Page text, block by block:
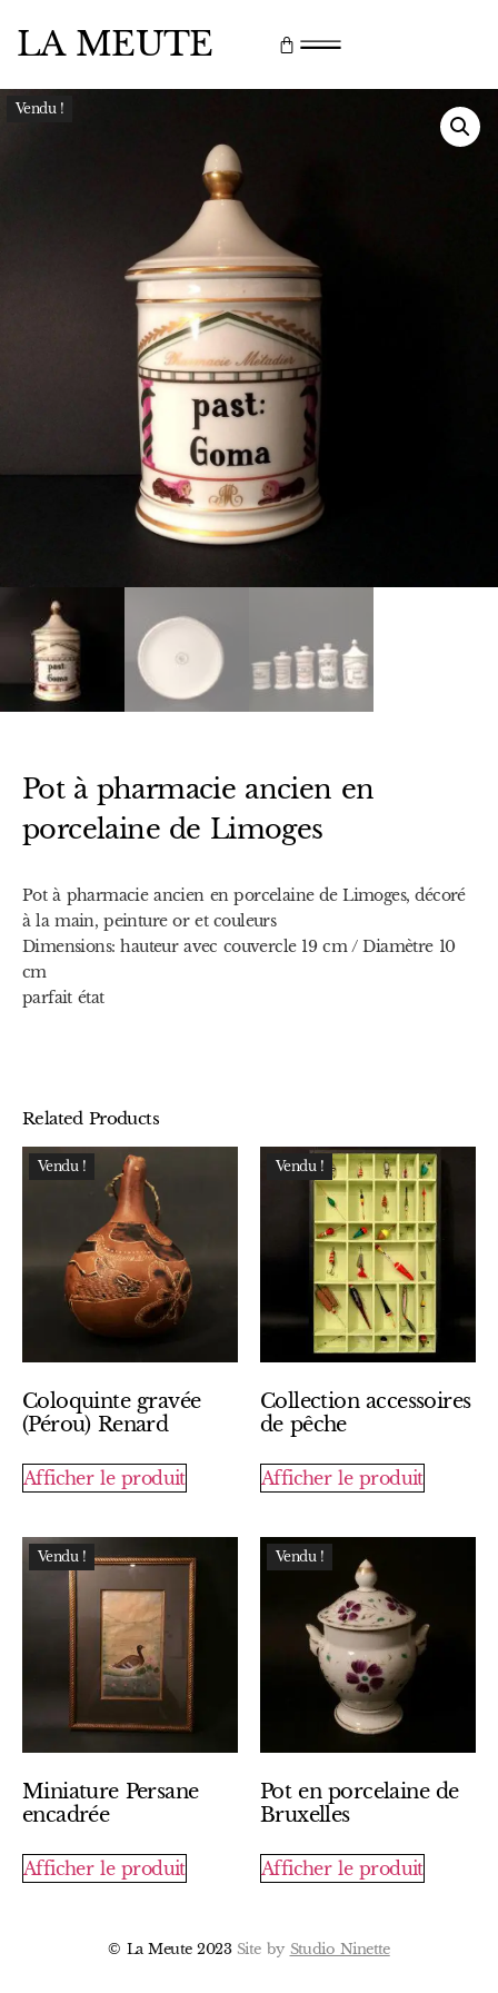
LA MEUTE
Vendu !
Pot à pharmacie ancien en
porcelaine de Limoges
Pot à pharmacie ancien en porcelaine de Limoges, décoré
à la main, peinture or et couleurs
Dimensions: hauteur avec couvercle 19 cm / Diamètre 10
cm
parfait état
Related Products
Vendu !
Coloquinte gravée
(Pérou) Renard
Afficher le produit
Vendu !
Collection accessoires
de pêche
Afficher le produit
Vendu !
Miniature Persane
encadrée
Afficher le produit
Vendu !
Pot en porcelaine de
Bruxelles
Afficher le produit
© La Meute 2023Site by Studio Ninette